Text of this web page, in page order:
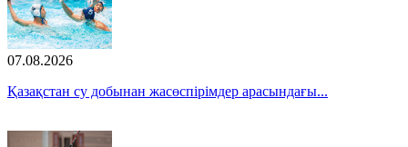
07.08.2026
Қазақстан су добынан жасөспірімдер арасындағы...